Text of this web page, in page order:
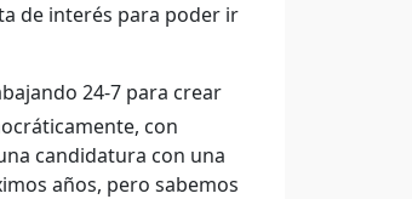
de interés para poder ir
24-7 para crear
con
candidatura con una
años, pero sabemos